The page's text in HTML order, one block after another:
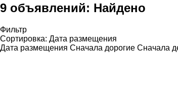
9 объявлений: Найдено
Фильтр
Сортировка: Дата размещения
Дата размещения Сначала дорогие Сначала